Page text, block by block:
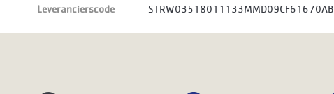
Leverancierscode
STRW03518011133MMD09CF61670AB